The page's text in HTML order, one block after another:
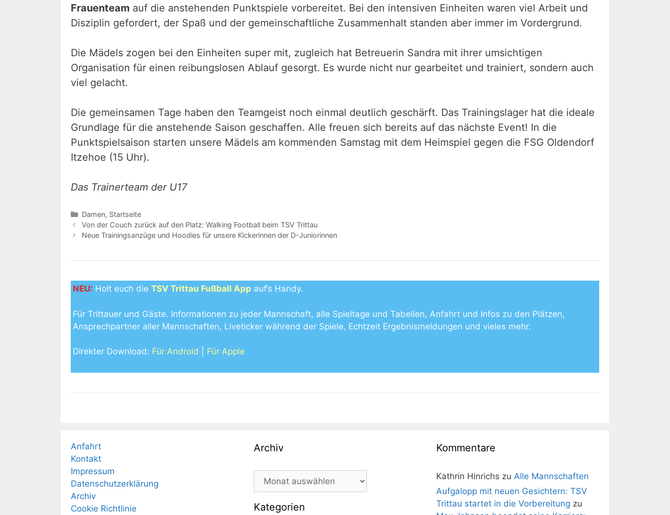
Frauenteam auf die anstehenden Punktspiele vorbereitet. Bei den intensiven Einheiten waren viel Arbeit und
Disziplin gefordert, der Spaß und der gemeinschaftliche Zusammenhalt standen aber immer im Vordergrund.
Die Mädels zogen bei den Einheiten super mit, zugleich hat Betreuerin Sandra mit ihrer umsichtigen
Organisation für einen reibungslosen Ablauf gesorgt. Es wurde nicht nur gearbeitet und trainiert, sondern auch
viel gelacht.
Die gemeinsamen Tage haben den Teamgeist noch einmal deutlich geschärft. Das Trainingslager hat die ideale
Grundlage für die anstehende Saison geschaffen. Alle freuen sich bereits auf das nächste Event! In die
Punktspielsaison starten unsere Mädels am kommenden Samstag mit dem Heimspiel gegen die FSG Oldendorf
Itzehoe (15 Uhr).
Das Trainerteam der U17
Kategorien
Damen, Startseite
Von der Couch zurück auf den Platz: Walking Football beim TSV Trittau
Neue Trainingsanzüge und Hoodies für unsere Kickerinnen der D-Juniorinnen
NEU: Holt euch die TSV Trittau Fußball App auf’s Handy.
Für Trittauer und Gäste. Informationen zu jeder Mannschaft, alle Spieltage und Tabellen, Anfahrt und Infos zu den Plätzen,
Ansprechpartner aller Mannschaften, Liveticker während der Spiele, Echtzeit Ergebnismeldungen und vieles mehr.
Direkter Download: Für Android Für Apple
Anfahrt
Kontakt
Impressum
Datenschutzerklärung
Archiv
Cookie Richtlinie
Archiv
Archiv
Kategorien
Kommentare
Kathrin Hinrichs zu Alle Mannschaften
Aufgalopp mit neuen Gesichtern: TSV
Trittau startet in die Vorbereitung zu